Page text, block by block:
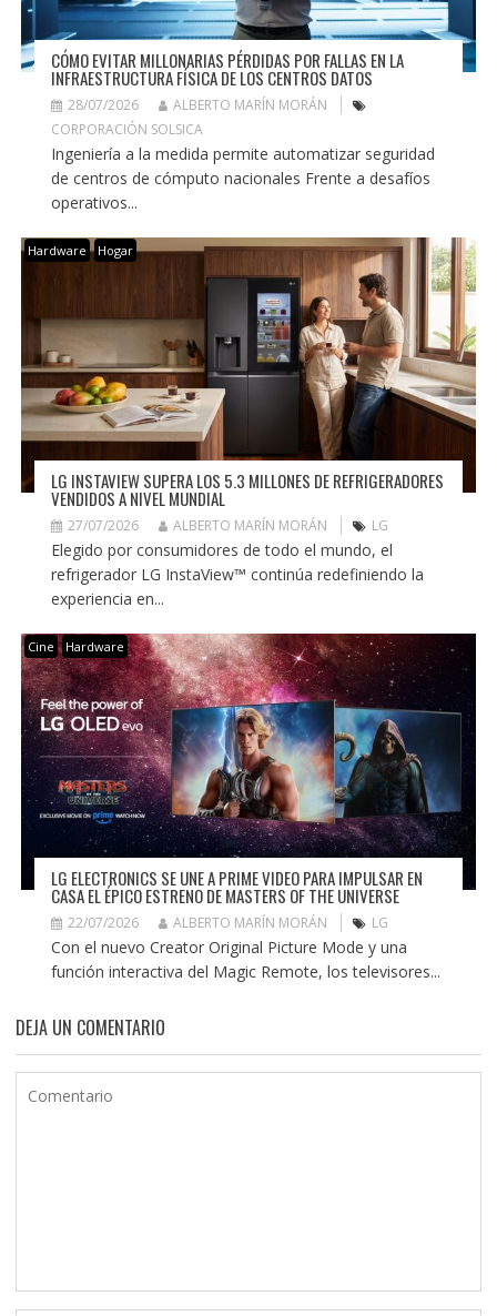
CÓMO EVITAR MILLONARIAS PÉRDIDAS POR FALLAS EN LA
INFRAESTRUCTURA FÍSICA DE LOS CENTROS DATOS
28/07/2026
ALBERTO MARÍN MORÁN
CORPORACIÓN SOLSICA
Ingeniería a la medida permite automatizar seguridad
de centros de cómputo nacionales Frente a desafíos
operativos...
Hardware Hogar
LG INSTAVIEW SUPERA LOS 5.3 MILLONES DE REFRIGERADORES
VENDIDOS A NIVEL MUNDIAL
27/07/2026 ALBERTO MARÍN MORÁN LG
Elegido por consumidores de todo el mundo, el
refrigerador LG InstaView™ continúa redefiniendo la
experiencia en...
Cine Hardware
LG ELECTRONICS SE UNE A PRIME VIDEO PARA IMPULSAR EN
CASA EL ÉPICO ESTRENO DE MASTERS OF THE UNIVERSE
22/07/2026 ALBERTO MARÍN MORÁN LG
Con el nuevo Creator Original Picture Mode y una
función interactiva del Magic Remote, los televisores...
DEJA UN COMENTARIO